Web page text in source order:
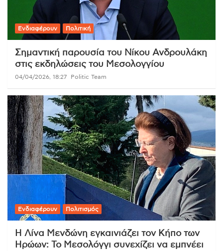
Ενδιαφέρουν Πολιτική
Σημαντική παρουσία του Νίκου Ανδρουλάκη
στις εκδηλώσεις του Μεσολογγίου
04/04/2026, 18:27 Politic Team
Ενδιαφέρουν Πολιτισμός
Η Λίνα Μενδώνη εγκαινιάζει τον Κήπο των
Ηρώων: Το Μεσολόγγι συνεχίζει να εμπνέει